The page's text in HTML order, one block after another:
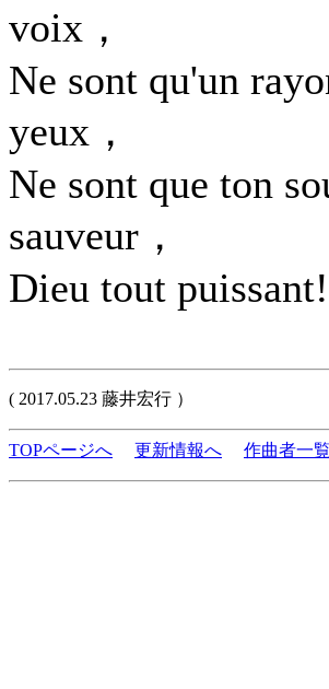
voix，
Ne sont qu'un
yeux，
Ne sont que ton
sauveur，
Dieu tout puissant!
( 2017.05.23 藤井宏行 ）
TOPページへ 更新情報へ 作曲者一